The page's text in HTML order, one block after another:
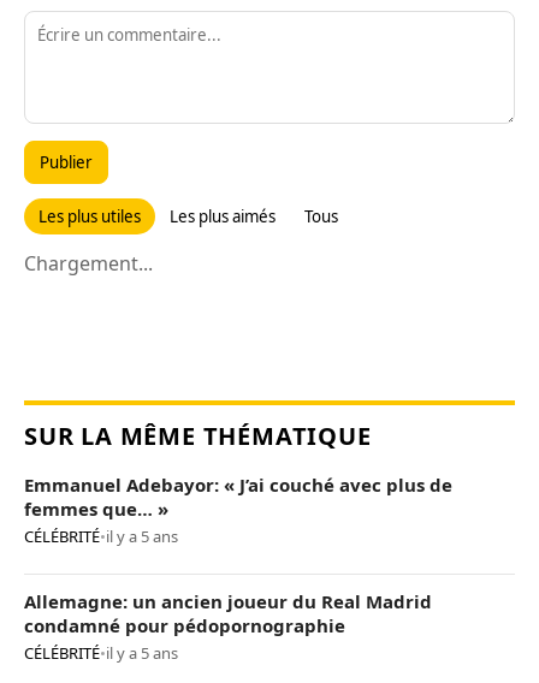
Publier
Les plus utiles Les plus aimés Tous
Chargement...
SUR LA MÊME THÉMATIQUE
Emmanuel Adebayor: « J’ai couché avec plus de
femmes que… »
CÉLÉBRITÉ•il y a 5 ans
Allemagne: un ancien joueur du Real Madrid
condamné pour pédopornographie
CÉLÉBRITÉ•il y a 5 ans